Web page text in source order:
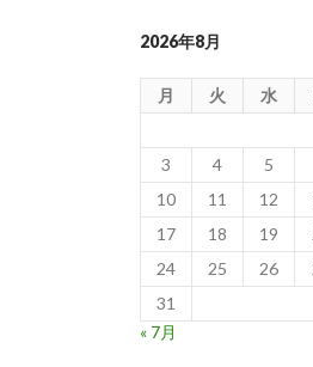
2026年8月
月 火 水
3
4 5
10
11 12
17
18 19
24
25 26
31
« 7月